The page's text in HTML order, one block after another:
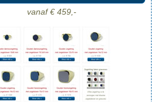
vanaf € 459,-